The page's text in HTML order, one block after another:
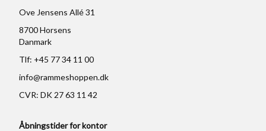
Ove Jensens Allé 31
8700 Horsens
Danmark
Tlf: +45 77 34 11 00
info@rammeshoppen.dk
CVR: DK 27 63 11 42
Åbningstider for kontor